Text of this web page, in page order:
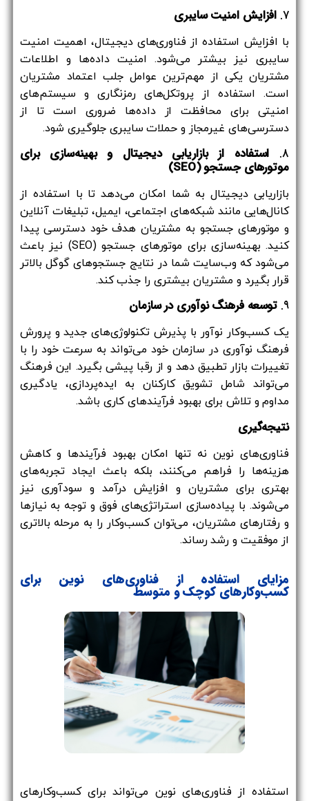
۷. افزایش امنیت سایبری
با افزایش استفاده از فناوری‌های دیجیتال، اهمیت امنیت
سایبری نیز بیشتر می‌شود. امنیت داده‌ها و اطلاعات
مشتریان یکی از مهم‌ترین عوامل جلب اعتماد مشتریان
است. استفاده از پروتکل‌های رمزنگاری و سیستم‌های
امنیتی برای محافظت از داده‌ها ضروری است تا از
دسترسی‌های غیرمجاز و حملات سایبری جلوگیری شود.
۸. استفاده از بازاریابی دیجیتال و بهینه‌سازی برای
موتورهای جستجو(SEO)
بازاریابی دیجیتال به شما امکان می‌دهد تا با استفاده از
کانال‌هایی مانند شبکه‌های اجتماعی، ایمیل، تبلیغات آنلاین
و موتورهای جستجو به مشتریان هدف خود دسترسی پیدا
کنید. بهینه‌سازی برای موتورهای جستجو (SEO) نیز باعث
می‌شود که وب‌سایت شما در نتایج جستجوهای گوگل بالاتر
قرار بگیرد و مشتریان بیشتری را جذب کند.
۹. توسعه فرهنگ نوآوری در سازمان
یک کسب‌وکار نوآور با پذیرش تکنولوژی‌های جدید و پرورش
فرهنگ نوآوری در سازمان خود می‌تواند به سرعت خود را با
تغییرات بازار تطبیق دهد و از رقبا پیشی بگیرد. این فرهنگ
می‌تواند شامل تشویق کارکنان به ایده‌پردازی، یادگیری
مداوم و تلاش برای بهبود فرآیندهای کاری باشد.
نتیجه‌گیری
فناوری‌های نوین نه تنها امکان بهبود فرآیندها و کاهش
هزینه‌ها را فراهم می‌کنند، بلکه باعث ایجاد تجربه‌های
بهتری برای مشتریان و افزایش درآمد و سودآوری نیز
می‌شوند. با پیاده‌سازی استراتژی‌های فوق و توجه به نیازها
و رفتارهای مشتریان، می‌توان کسب‌وکار را به مرحله بالاتری
از موفقیت و رشد رساند.
مزایای استفاده از فناوری‌های نوین برای
کسب‌وکارهای کوچک و متوسط
استفاده از فناوری‌های نوین می‌تواند برای کسب‌وکارهای